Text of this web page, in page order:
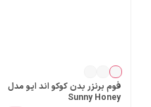
فوم برنزر بدن کوکو اند ایو مدل
Sunny Honey